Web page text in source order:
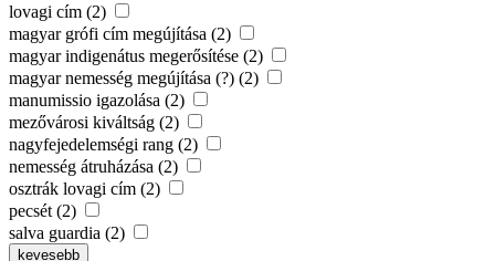
lovagi cím (2)
magyar grófi cím megújítása (2)
magyar indigenátus megerősítése (2)
magyar nemesség megújítása (?) (2)
manumissio igazolása (2)
mezővárosi kiváltság (2)
nagyfejedelemségi rang (2)
nemesség átruházása (2)
osztrák lovagi cím (2)
pecsét (2)
salva guardia (2)
kevesebb